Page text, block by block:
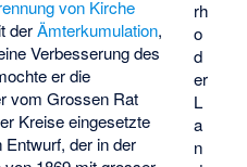
rh
o
d
er
L
a
n
von Kirche
derÄmterkumulation,
Verbesserung des
er die
vom Grossen Rat
Kreise eingesetzte
Entwurf, der in der